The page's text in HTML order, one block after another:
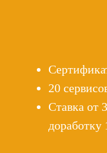
20
Cтавка от
доработку